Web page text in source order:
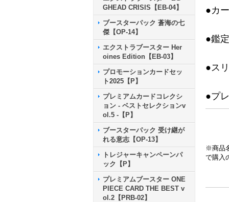
GHEAD CRISIS【EB-04】
ブースターパック 蒼海の七
傑【OP-14】
エクストラブースター Her
oines Edition【EB-03】
プロモーションカードセッ
ト2025【P】
プレミアムカードコレクシ
ョン - ベストセレクションv
ol.5 -【P】
ブースターパック 受け継が
れる意志【OP-13】
トレジャーキャンペーンパ
ック【P】
プレミアムブースター ONE
PIECE CARD THE BEST v
ol.2【PRB-02】
●カ
●鑑
●ス
●プ
※商品
で購入